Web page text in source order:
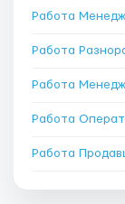
Работа
Работа
Работа
Работа
Работа